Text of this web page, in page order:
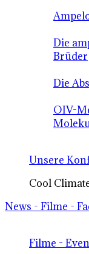
Die
Brüder
Die
OIV-
Unsere
Cool
News - Filme -
Filme -